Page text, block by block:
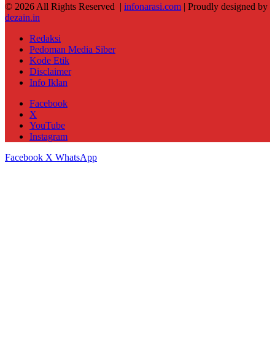
© 2026 All Rights Reserved | infonarasi.com | Proudly designed by
dezain.in
Redaksi
Pedoman Media Siber
Kode Etik
Disclaimer
Info Iklan
Facebook
X
YouTube
Instagram
Facebook X WhatsApp